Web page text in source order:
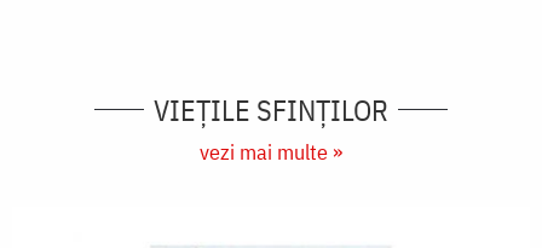
VIEŢILE SFINŢILOR
vezi mai multe »